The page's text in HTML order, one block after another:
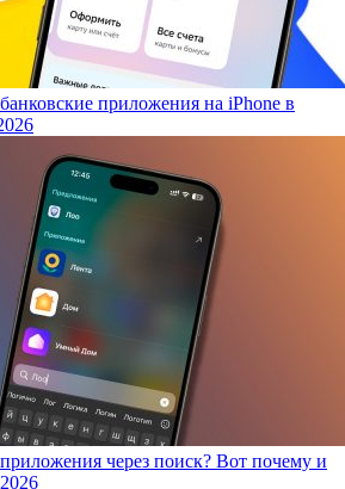
приложения на iPhone в
через поиск? Вот почему и